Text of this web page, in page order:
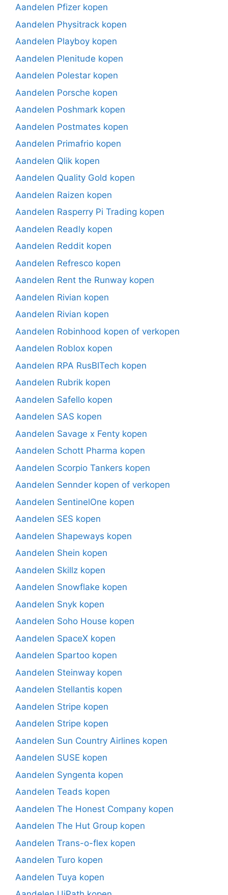
Aandelen Pfizer kopen
Aandelen Physitrack kopen
Aandelen Playboy kopen
Aandelen Plenitude kopen
Aandelen Polestar kopen
Aandelen Porsche kopen
Aandelen Poshmark kopen
Aandelen Postmates kopen
Aandelen Primafrio kopen
Aandelen Qlik kopen
Aandelen Quality Gold kopen
Aandelen Raizen kopen
Aandelen Rasperry Pi Trading kopen
Aandelen Readly kopen
Aandelen Reddit kopen
Aandelen Refresco kopen
Aandelen Rent the Runway kopen
Aandelen Rivian kopen
Aandelen Rivian kopen
Aandelen Robinhood kopen of verkopen
Aandelen Roblox kopen
Aandelen RPA RusBITech kopen
Aandelen Rubrik kopen
Aandelen Safello kopen
Aandelen SAS kopen
Aandelen Savage x Fenty kopen
Aandelen Schott Pharma kopen
Aandelen Scorpio Tankers kopen
Aandelen Sennder kopen of verkopen
Aandelen SentinelOne kopen
Aandelen SES kopen
Aandelen Shapeways kopen
Aandelen Shein kopen
Aandelen Skillz kopen
Aandelen Snowflake kopen
Aandelen Snyk kopen
Aandelen Soho House kopen
Aandelen SpaceX kopen
Aandelen Spartoo kopen
Aandelen Steinway kopen
Aandelen Stellantis kopen
Aandelen Stripe kopen
Aandelen Stripe kopen
Aandelen Sun Country Airlines kopen
Aandelen SUSE kopen
Aandelen Syngenta kopen
Aandelen Teads kopen
Aandelen The Honest Company kopen
Aandelen The Hut Group kopen
Aandelen Trans-o-flex kopen
Aandelen Turo kopen
Aandelen Tuya kopen